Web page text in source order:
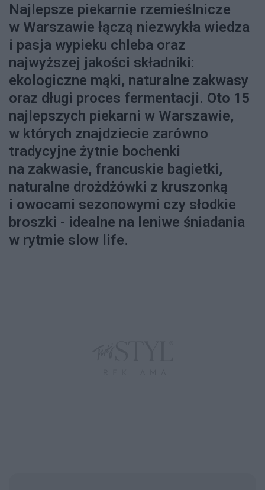
Najlepsze piekarnie rzemieślnicze
w Warszawie łączą niezwykła wiedza
i pasja wypieku chleba oraz
najwyższej jakości składniki:
ekologiczne mąki, naturalne zakwasy
oraz długi proces fermentacji. Oto 15
najlepszych piekarni w Warszawie,
w których znajdziecie zarówno
tradycyjne żytnie bochenki
na zakwasie, francuskie bagietki,
naturalne drożdżówki z kruszonką
i owocami sezonowymi czy słodkie
broszki - idealne na leniwe śniadania
w rytmie slow life.